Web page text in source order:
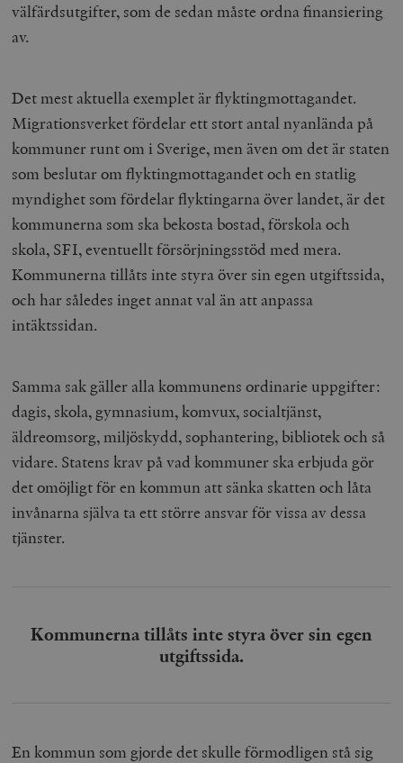
välfärdsutgifter, som de sedan måste ordna finansiering
av.
Det mest aktuella exemplet är flyktingmottagandet.
Migrationsverket fördelar ett stort antal nyanlända på
kommuner runt om i Sverige, men även om det är staten
som beslutar om flyktingmottagandet och en statlig
myndighet som fördelar flyktingarna över landet, är det
kommunerna som ska bekosta bostad, förskola och
skola, SFI, eventuellt försörjningsstöd med mera.
Kommunerna tillåts inte styra över sin egen utgiftssida,
och har således inget annat val än att anpassa
intäktssidan.
Samma sak gäller alla kommunens ordinarie uppgifter:
dagis, skola, gymnasium, komvux, socialtjänst,
äldreomsorg, miljöskydd, sophantering, bibliotek och så
vidare. Statens krav på vad kommuner ska erbjuda gör
det omöjligt för en kommun att sänka skatten och låta
invånarna själva ta ett större ansvar för vissa av dessa
tjänster.
Kommunerna tillåts inte styra över sin egen
utgiftssida.
En kommun som gjorde det skulle förmodligen stå sig